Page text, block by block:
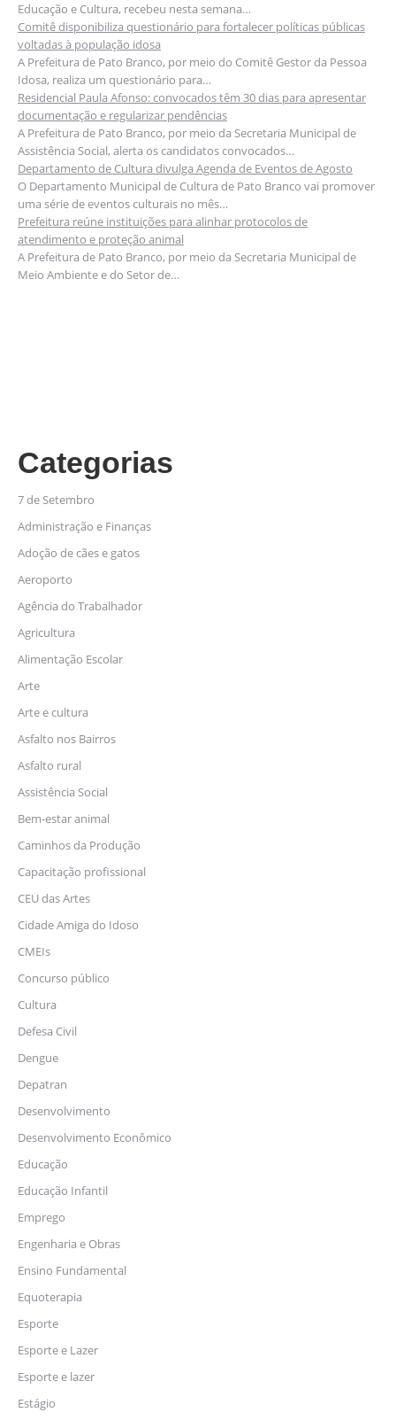
Educação e Cultura, recebeu nesta semana…
Comitê disponibiliza questionário para fortalecer políticas públicas
voltadas à população idosa
A Prefeitura de Pato Branco, por meio do Comitê Gestor da Pessoa
Idosa, realiza um questionário para…
Residencial Paula Afonso: convocados têm 30 dias para apresentar
documentação e regularizar pendências
A Prefeitura de Pato Branco, por meio da Secretaria Municipal de
Assistência Social, alerta os candidatos convocados…
Departamento de Cultura divulga Agenda de Eventos de Agosto
O Departamento Municipal de Cultura de Pato Branco vai promover
uma série de eventos culturais no mês…
Prefeitura reúne instituições para alinhar protocolos de
atendimento e proteção animal
A Prefeitura de Pato Branco, por meio da Secretaria Municipal de
Meio Ambiente e do Setor de…
Categorias
7 de Setembro
Administração e Finanças
Adoção de cães e gatos
Aeroporto
Agência do Trabalhador
Agricultura
Alimentação Escolar
Arte
Arte e cultura
Asfalto nos Bairros
Asfalto rural
Assistência Social
Bem-estar animal
Caminhos da Produção
Capacitação profissional
CEU das Artes
Cidade Amiga do Idoso
CMEIs
Concurso público
Cultura
Defesa Civil
Dengue
Depatran
Desenvolvimento
Desenvolvimento Econômico
Educação
Educação Infantil
Emprego
Engenharia e Obras
Ensino Fundamental
Equoterapia
Esporte
Esporte e Lazer
Esporte e lazer
Estágio